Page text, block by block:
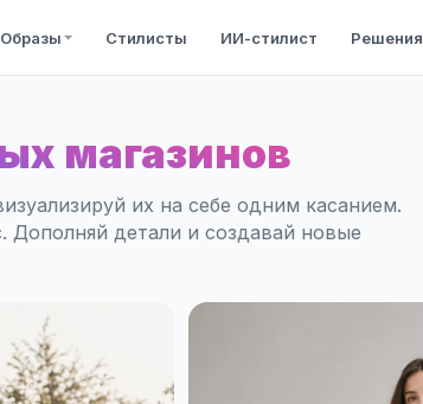
Образы Стилисты ИИ-стилист Решения
магазинов
их на себе одним касанием.
Дополняй детали и создавай новые